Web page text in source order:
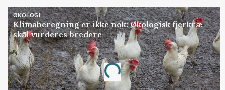
ØKOLOGI
Klimaberegning er ikke nok: Økologisk fjerkræ
skal vurderes bredere
Annonce
Loading...